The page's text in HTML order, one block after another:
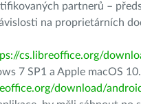
partnerů –
na proprietárních
cs.libreoffice.org/
7 SP1 a Apple macOS
download/